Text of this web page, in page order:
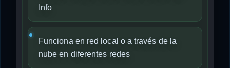
Info
Funciona en red local o a través de la
nube en diferentes redes